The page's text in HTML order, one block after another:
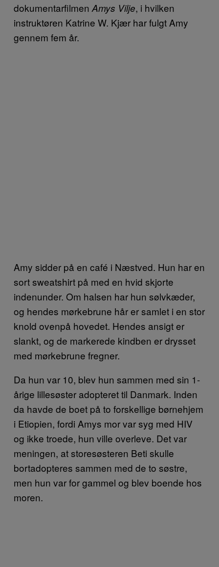
dokumentarfilmen Amys Vilje, i hvilken
instruktøren Katrine W. Kjær har fulgt Amy
gennem fem år.
Amy sidder på en café i Næstved. Hun har en
sort sweatshirt på med en hvid skjorte
indenunder. Om halsen har hun sølvkæder,
og hendes mørkebrune hår er samlet i en stor
knold ovenpå hovedet. Hendes ansigt er
slankt, og de markerede kindben er drysset
med mørkebrune fregner.
Da hun var 10, blev hun sammen med sin 1-
årige lillesøster adopteret til Danmark. Inden
da havde de boet på to forskellige børnehjem
i Etiopien, fordi Amys mor var syg med HIV
og ikke troede, hun ville overleve. Det var
meningen, at storesøsteren Beti skulle
bortadopteres sammen med de to søstre,
men hun var for gammel og blev boende hos
moren.